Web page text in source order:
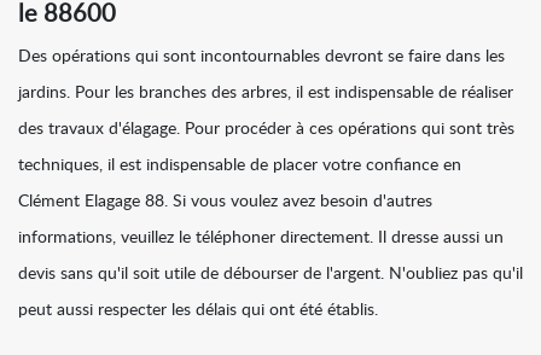
le 88600
Des opérations qui sont incontournables devront se faire dans les
jardins. Pour les branches des arbres, il est indispensable de réaliser
des travaux d'élagage. Pour procéder à ces opérations qui sont très
techniques, il est indispensable de placer votre confiance en
Clément Elagage 88. Si vous voulez avez besoin d'autres
informations, veuillez le téléphoner directement. Il dresse aussi un
devis sans qu'il soit utile de débourser de l'argent. N'oubliez pas qu'il
peut aussi respecter les délais qui ont été établis.